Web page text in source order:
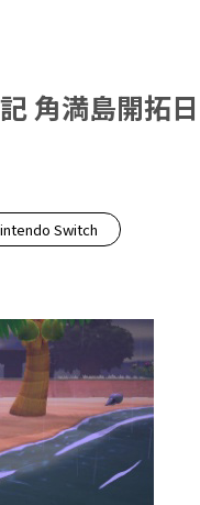
角満島開拓日
Switch